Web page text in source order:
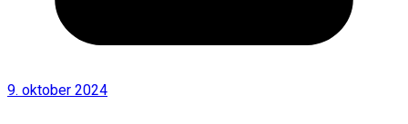
9. oktober 2024